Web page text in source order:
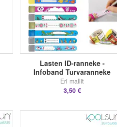
Lasten ID-ranneke -
Infoband Turvaranneke
Eri mallit
3,50 €